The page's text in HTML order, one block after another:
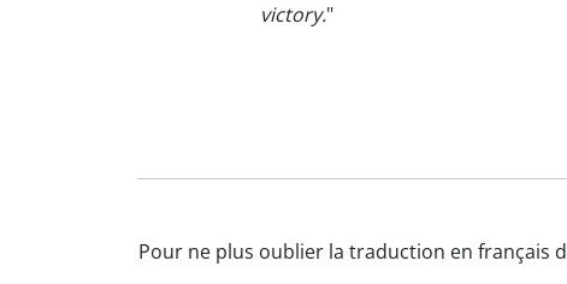
victory."
Pour ne plus oublier la traduction en français